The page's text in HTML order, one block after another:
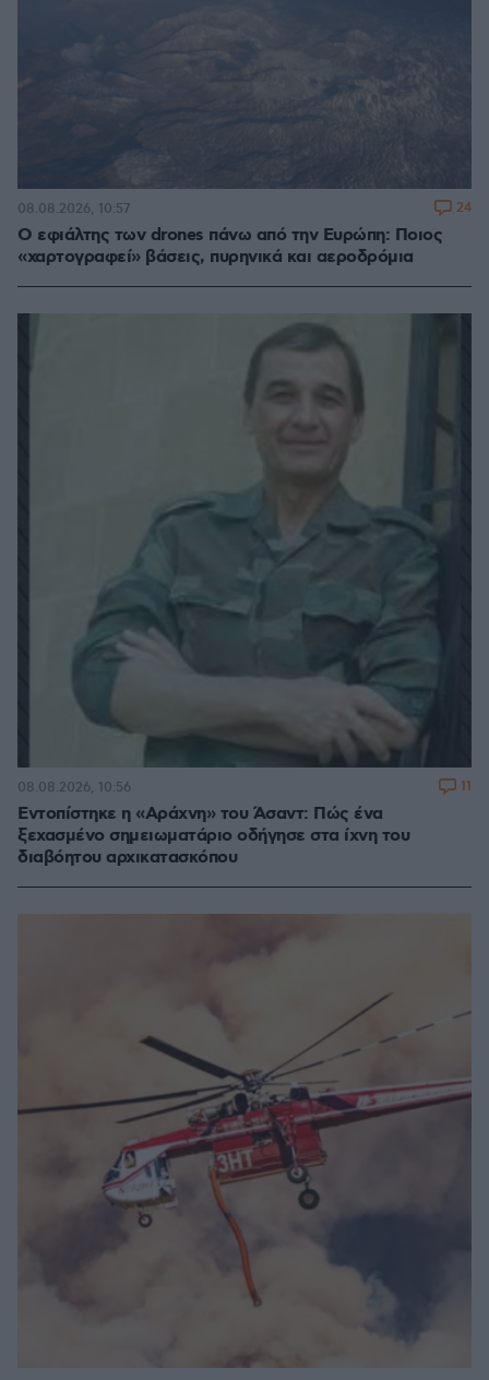
Ο εφιάλτης των drones πάνω από την Ευρώπη: Ποιος
«χαρτογραφεί» βάσεις, πυρηνικά και αεροδρόμια
08.08.2026, 10:57 24
Εντοπίστηκε η «Αράχνη» του Άσαντ: Πώς ένα
ξεχασμένο σημειωματάριο οδήγησε στα ίχνη του
διαβόητου αρχικατασκόπου
08.08.2026, 10:56 11